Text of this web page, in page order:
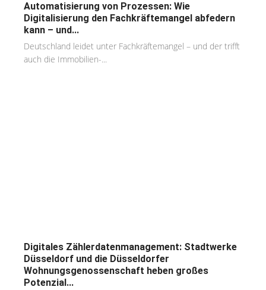
Automatisierung von Prozessen: Wie
Digitalisierung den Fachkräftemangel abfedern
kann – und...
Deutschland leidet unter Fachkräftemangel – und der trifft
auch die Immobilien-...
Digitales Zählerdatenmanagement: Stadtwerke
Düsseldorf und die Düsseldorfer
Wohnungsgenossenschaft heben großes
Potenzial...